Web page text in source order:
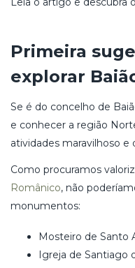
Primeira
explorar
Se é do concelho de
e conhecer a região
atividades maravilhoso e
Como procuramos
Românico, não
monumentos:
Mosteiro de Santo
Igreja de Santiago